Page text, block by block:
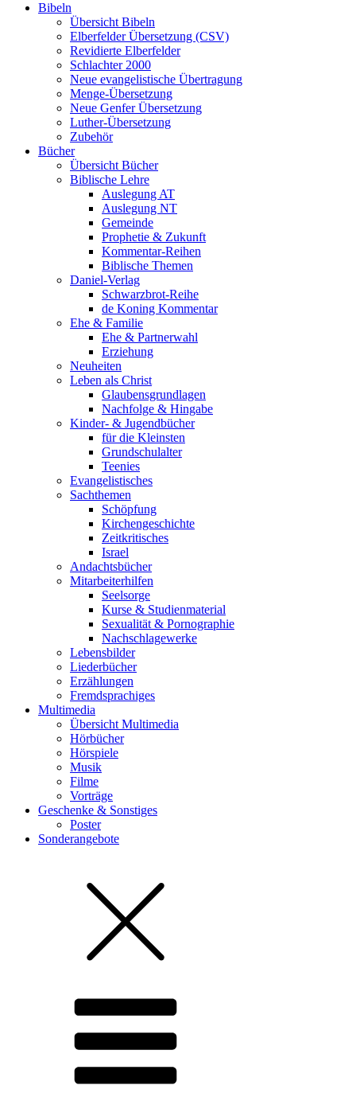
Bibeln
Übersicht Bibeln
Elberfelder Übersetzung (CSV)
Revidierte Elberfelder
Schlachter 2000
Neue evangelistische Übertragung
Menge-Übersetzung
Neue Genfer Übersetzung
Luther-Übersetzung
Zubehör
Bücher
Übersicht Bücher
Biblische Lehre
Auslegung AT
Auslegung NT
Gemeinde
Prophetie & Zukunft
Kommentar-Reihen
Biblische Themen
Daniel-Verlag
Schwarzbrot-Reihe
de Koning Kommentar
Ehe & Familie
Ehe & Partnerwahl
Erziehung
Neuheiten
Leben als Christ
Glaubensgrundlagen
Nachfolge & Hingabe
Kinder- & Jugendbücher
für die Kleinsten
Grundschulalter
Teenies
Evangelistisches
Sachthemen
Schöpfung
Kirchengeschichte
Zeitkritisches
Israel
Andachtsbücher
Mitarbeiterhilfen
Seelsorge
Kurse & Studienmaterial
Sexualität & Pornographie
Nachschlagewerke
Lebensbilder
Liederbücher
Erzählungen
Fremdsprachiges
Multimedia
Übersicht Multimedia
Hörbücher
Hörspiele
Musik
Filme
Vorträge
Geschenke & Sonstiges
Poster
Sonderangebote